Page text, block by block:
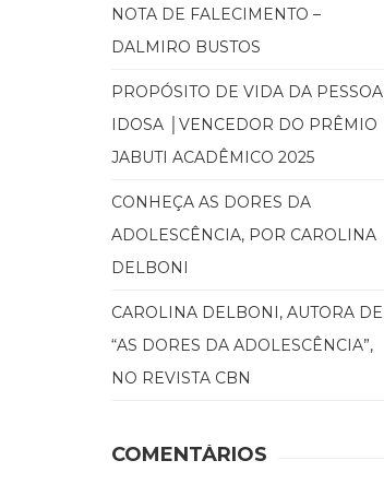
NOTA DE FALECIMENTO –
DALMIRO BUSTOS
PROPÓSITO DE VIDA DA PESSOA
IDOSA │VENCEDOR DO PRÊMIO
JABUTI ACADÊMICO 2025
CONHEÇA AS DORES DA
ADOLESCÊNCIA, POR CAROLINA
DELBONI
CAROLINA DELBONI, AUTORA DE
“AS DORES DA ADOLESCÊNCIA”,
NO REVISTA CBN
COMENTÁRIOS